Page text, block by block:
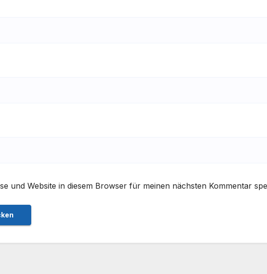
und Website in diesem Browser für meinen nächsten Kommentar